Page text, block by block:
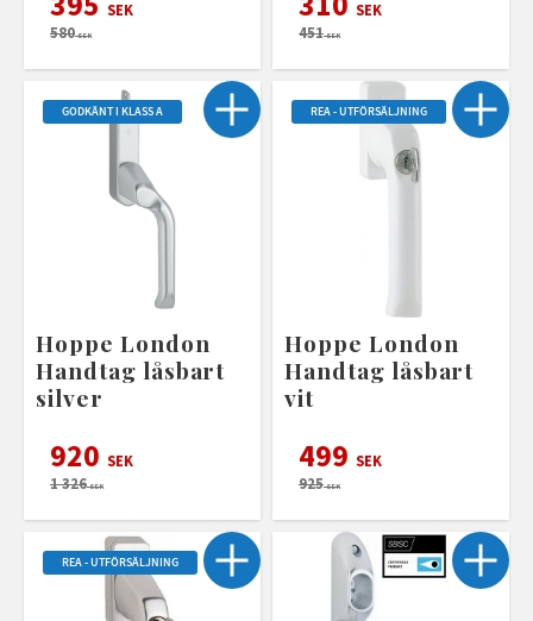
SEK
580SEK
SEK
451SEK
Hoppe London
Handtag låsbart
silver
920 SEK
1 326SEK
GODKÄNT I KLASS A
Hoppe London
Handtag låsbart
vit
499 SEK
925SEK
REA - UTFÖRSÄLJNING
REA - UTFÖRSÄLJNING